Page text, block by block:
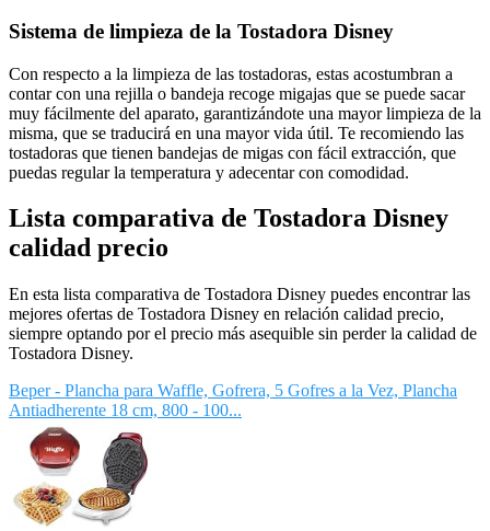
Sistema de limpieza de la Tostadora Disney
Con respecto a la limpieza de las tostadoras, estas acostumbran a
contar con una rejilla o bandeja recoge migajas que se puede sacar
muy fácilmente del aparato, garantizándote una mayor limpieza de la
misma, que se traducirá en una mayor vida útil. Te recomiendo las
tostadoras que tienen bandejas de migas con fácil extracción, que
puedas regular la temperatura y adecentar con comodidad.
Lista comparativa de Tostadora Disney
calidad precio
En esta lista comparativa de Tostadora Disney puedes encontrar las
mejores ofertas de Tostadora Disney en relación calidad precio,
siempre optando por el precio más asequible sin perder la calidad de
Tostadora Disney.
Beper - Plancha para Waffle, Gofrera, 5 Gofres a la Vez, Plancha
Antiadherente 18 cm, 800 - 100...